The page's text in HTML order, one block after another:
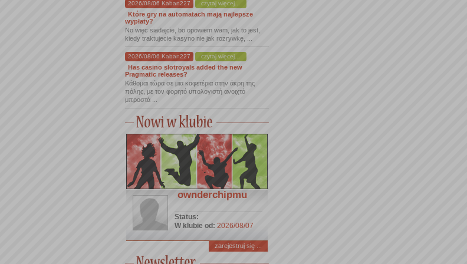
2026/08/06 Kaban227 czytaj więcej...
Które gry na automatach mają najlepsze
wypłaty?
No więc siadajcie, bo opowiem wam, jak to jest,
kiedy traktujecie kasyno nie jak rozrywkę, ...
2026/08/06 Kaban227 czytaj więcej...
Has casino slotroyals added the new
Pragmatic releases?
Κάθομαι τώρα σε μια καφετέρια στην άκρη της
πόλης, με τον φορητό υπολογιστή ανοιχτό
μπροστά ...
ownderchipmu
Status:
W klubie od: 2026/08/07
zarejestruj się ...